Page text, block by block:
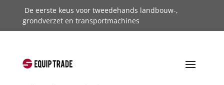
De eerste keus voor tweedehands landbouw-,
grondverzet en transportmachines